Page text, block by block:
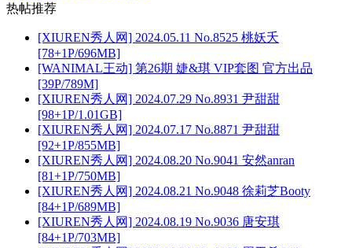
热帖推荐
[XIUREN秀人网] 2024.05.11 No.8525 桃妖夭
[78+1P/696MB]
[WANIMAL王动] 第26期 婕&琪 VIP套图 官方出品
[39P/789M]
[XIUREN秀人网] 2024.07.29 No.8931 尹甜甜
[98+1P/1.01GB]
[XIUREN秀人网] 2024.07.17 No.8871 尹甜甜
[92+1P/855MB]
[XIUREN秀人网] 2024.08.20 No.9041 安然anran
[81+1P/750MB]
[XIUREN秀人网] 2024.08.21 No.9048 徐莉芝Booty
[84+1P/689MB]
[XIUREN秀人网] 2024.08.19 No.9036 唐安琪
[84+1P/703MB]